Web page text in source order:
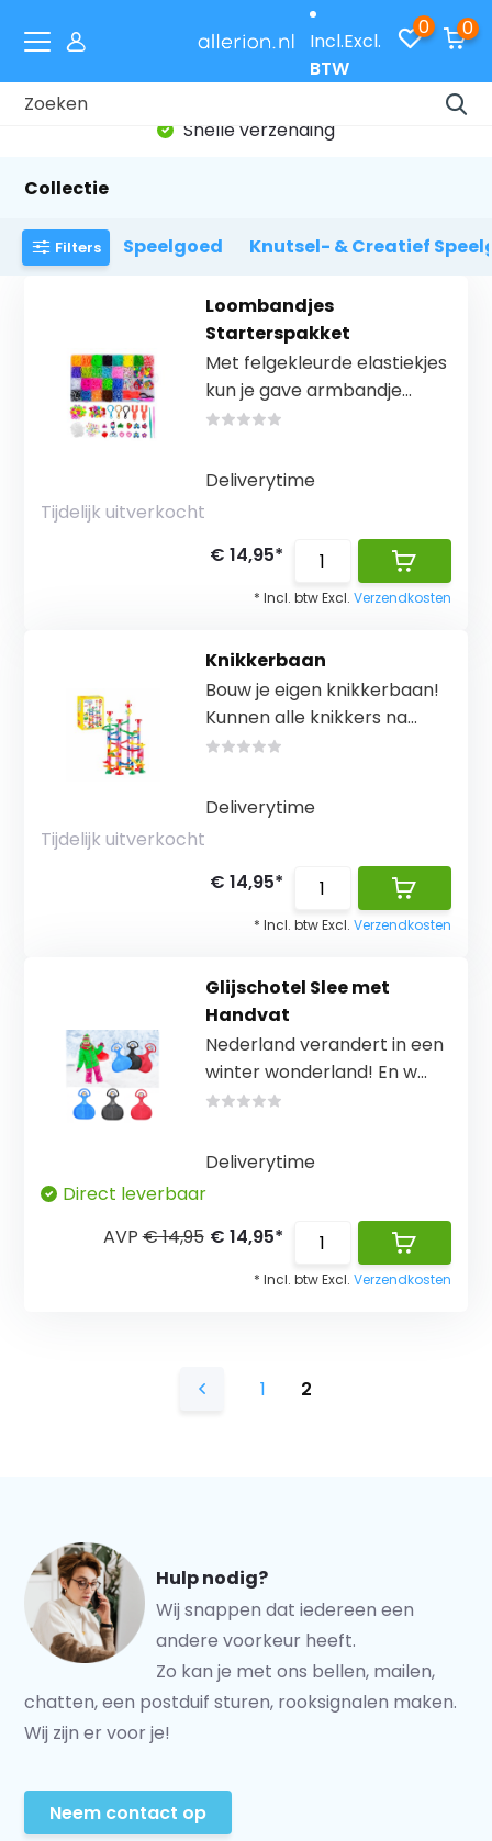
Incl.Excl.
BTW
0 0
Snelle verzending
Collectie
Filters Speelgoed Knutsel- & Creatief
Loombandjes
Starterspakket
Met felgekleurde elastiekjes
kun je gave armbandje...
Deliverytime
Tijdelijk uitverkocht
€ 14,95*
* Incl. btw Excl. Verzendkosten
Knikkerbaan
Bouw je eigen knikkerbaan!
Kunnen alle knikkers na...
Deliverytime
Tijdelijk uitverkocht
€ 14,95*
* Incl. btw Excl. Verzendkosten
Glijschotel Slee met
Handvat
Nederland verandert in een
winter wonderland! En w...
Deliverytime
Direct leverbaar
AVP€ 14,95 € 14,95*
* Incl. btw Excl. Verzendkosten
1 2
Hulp nodig?
Wij snappen dat iedereen een
andere voorkeur heeft.
Zo kan je met ons bellen, mailen,
chatten, een postduif sturen, rooksignalen maken.
Wij zijn er voor je!
Neem contact op